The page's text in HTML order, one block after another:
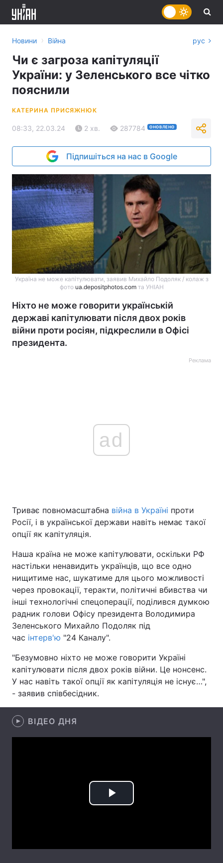
Україна Політика
Економіка
Спорт Наука
Техно і зв'язок Лайт
Зброя Інциденти
Здоров'я Туризм
Цікавинки
Екологія Регіони
Лонгріди
Відео з Youtube
Інтерв'ю Думки
Новини › Війна рус
Чи є загроза капітуляції
України: у Зеленського все чітко
пояснили
КАТЕРИНА ПРИСЯЖНЮК
08:33, 22.03.24 2 хв. 287784 ОНОВЛЕНО
Підпишіться на нас в Google
Україна не може капітулювати, заявив Михайло Подоляк / колаж з
фото ua.depositphotos.comта УНІАН
Ніхто не може говорити українській
державі капітулювати після двох років
війни проти росіян, підкреслили в Офісі
президента.
Реклама
ad
Триває повномасштабна війна в Україні проти
Росії, і в української держави навіть немає такої
опції як капітуляція.
Наша країна не може капітулювати, оскільки РФ
настільки ненавидить українців, що все одно
нищитиме нас, шукатиме для цього можливості
через провокації, теракти, політичні вбивства чи
інші технологічні спецоперації, поділився думкою
радник голови Офісу президента Володимира
Зеленського Михайло Подоляк під
час інтерв'ю "24 Каналу".
"Безумовно ніхто не може говорити Україні
капітулювати після двох років війни. Це нонсенс.
У нас навіть такої опції як капітуляція не існує…",
- заявив співбесідник.
ВІДЕО ДНЯ
Play